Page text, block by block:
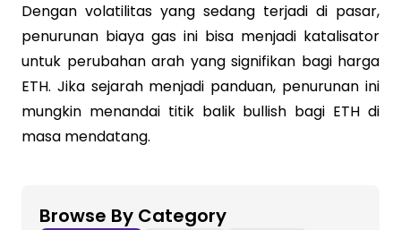
Dengan volatilitas yang sedang terjadi di pasar,
penurunan biaya gas ini bisa menjadi katalisator
untuk perubahan arah yang signifikan bagi harga
ETH. Jika sejarah menjadi panduan, penurunan ini
mungkin menandai titik balik bullish bagi ETH di
masa mendatang.
Browse By Category